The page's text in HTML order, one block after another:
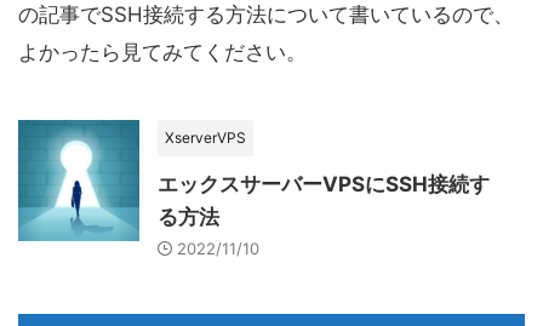
の記事でSSH接続する方法について書いているので、
よかったら見てみてください。
XserverVPS
エックスサーバーVPSにSSH接続す
る方法
2022/11/10